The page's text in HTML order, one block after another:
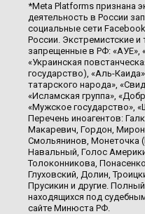
*Meta Platforms признана
деятельность в России
социальные сети
России. Экстремистские и
запрещенные в РФ: «АУЕ»,
«Украинская
государство), «Аль-
татарского народа»,
«Исламская группа»,
«Мужское государство»,
Перечень иноагентов:
Макаревич, Гордон,
Смольянинов, Монеточка
Навальный, Голос
Толоконникова,
Глуховский, Долин,
Прусикин и другие.
находящихся под
сайте Минюста РФ.